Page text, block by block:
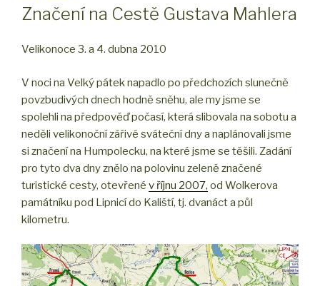
Značení na Cestě Gustava Mahlera
Velikonoce 3. a 4. dubna 2010
V noci na Velký pátek napadlo po předchozích slunečně
povzbudivých dnech hodně sněhu, ale my jsme se
spolehli na předpověď počasí, která slibovala na sobotu a
neděli velikonoční zářivé sváteční dny a naplánovali jsme
si značení na Humpolecku, na které jsme se těšili. Zadání
pro tyto dva dny znělo na polovinu zeleně značené
turistické cesty, otevřené v říjnu 2007, od Wolkerova
památníku pod Lipnicí do Kaliští, tj. dvanáct a půl
kilometru.